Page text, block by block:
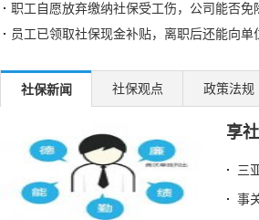
职工自愿放弃缴纳社保受工伤，公司能否免
员工已领取社保现金补贴，离职后还能向单
邯郸临漳开展社保政策宣传帮办系列活动
泸州江阳区社保局：延伸服务触角 传递社
异地制卡不犯难 社保“云端”牵线办
退休的单位已注销，怎么换第三代社保卡？
七台河破冰之举！社保卡+智慧赛事系统解
四川汉源：社保打好服务组合拳 提升重点群
社保新闻 社保观点 政策法规
享
三
事